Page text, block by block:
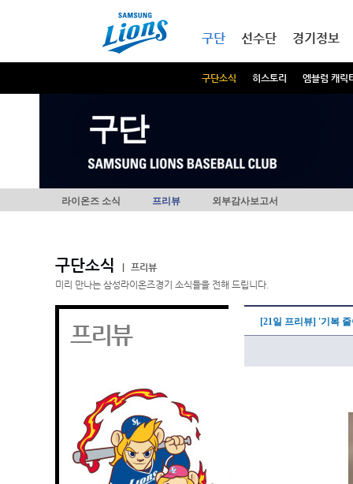
구단
구단소식 히스토리 엠블럼 캐릭
선수단 경기정보
구단
라이온즈 소식 프리뷰 외부감사보고서
구단소식
프리뷰
미리 만나는 삼성라이온즈경기 소식들을 전해 드립니다.
프리뷰 [21일 프리뷰] '기복